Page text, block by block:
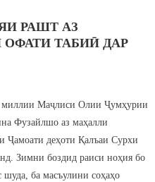
РАШТ АЗ
ТАБИӢ ДАР
Маҷлиси Олии Ҷумҳурии
Фузайлшо аз маҳалли
Ҷамоати деҳоти Қалъаи Сурхи
Зимни боздид раиси ноҳия бо
шуда, ба масъулини соҳаҳо